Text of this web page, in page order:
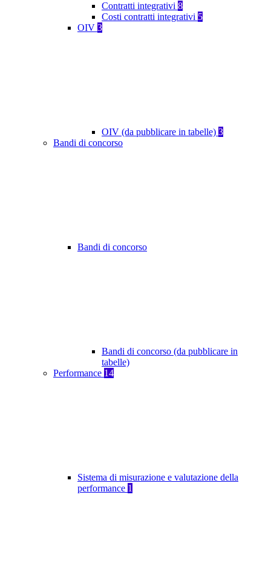
Contratti integrativi 8
Costi contratti integrativi 5
OIV 3
OIV (da pubblicare in tabelle) 3
Bandi di concorso
Bandi di concorso
Bandi di concorso (da pubblicare in
tabelle)
Performance 14
Sistema di misurazione e valutazione della
performance 1